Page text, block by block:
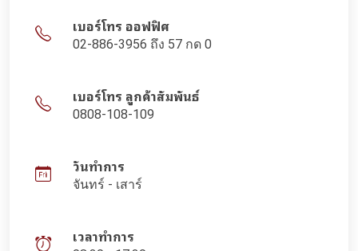
เบอร์โทร ออฟฟิศ
02-886-3956 ถึง 57 กด 0
เบอร์โทร ลูกค้าสัมพันธ์
0808-108-109
วันทำการ
จันทร์ - เสาร์
เวลาทำการ